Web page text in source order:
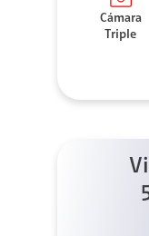
Cámara
Triple